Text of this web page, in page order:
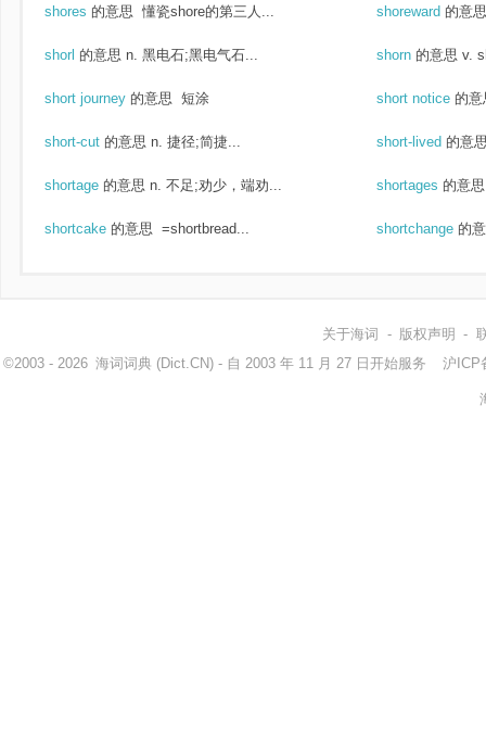
shores 的意思 懂瓷shore的第三人... shoreward 的意思
shorl 的意思 n. 黑电石;黑电气石... shorn 的意思 v.
short journey 的意思 短涂 short notice 的意
short-cut 的意思 n. 捷径;简捷... short-lived 的意
shortage 的意思 n. 不足;劝少，端劝... shortages 的意思
shortcake 的意思 =shortbread... shortchange 的
关于海词 - 版权声明 -
©2003 - 2026 海词词典 (Dict.CN) - 自 2003 年 11 月 27 日开始服务 沪ICP